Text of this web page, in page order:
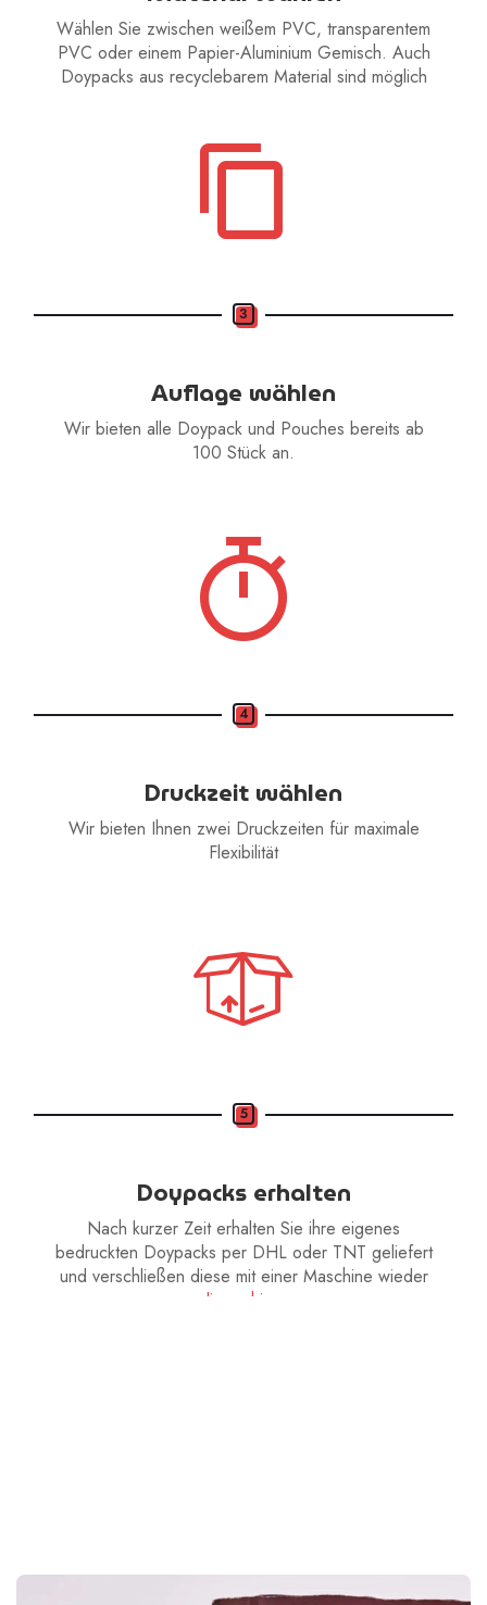
Wählen Sie zwischen weißem PVC, transparentem
PVC oder einem Papier-Aluminium Gemisch. Auch
Doypacks aus recyclebarem Material sind möglich
3
Auflage wählen
Wir bieten alle Doypack und Pouches bereits ab
100 Stück an.
4
Druckzeit wählen
Wir bieten Ihnen zwei Druckzeiten für maximale
Flexibilität
5
Doypacks erhalten
Nach kurzer Zeit erhalten Sie ihre eigenes
bedruckten Doypacks per DHL oder TNT geliefert
und verschließen diese mit einer Maschine wieder
dieser hier